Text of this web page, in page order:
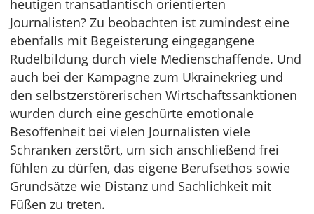
heutigen transatlantisch orientierten
Journalisten? Zu beobachten ist zumindest eine
ebenfalls mit Begeisterung eingegangene
Rudelbildung durch viele Medienschaffende. Und
auch bei der Kampagne zum Ukrainekrieg und
den selbstzerstörerischen Wirtschaftssanktionen
wurden durch eine geschürte emotionale
Besoffenheit bei vielen Journalisten viele
Schranken zerstört, um sich anschließend frei
fühlen zu dürfen, das eigene Berufsethos sowie
Grundsätze wie Distanz und Sachlichkeit mit
Füßen zu treten.